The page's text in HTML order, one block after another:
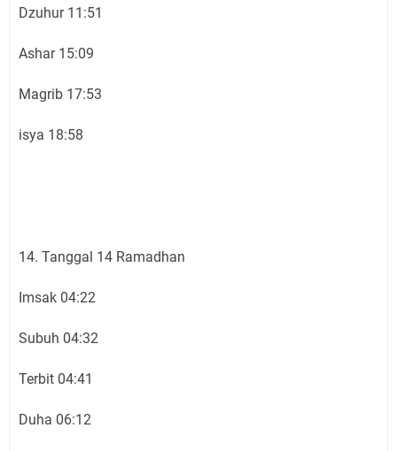
Dzuhur 11:51
Ashar 15:09
Magrib 17:53
isya 18:58
14. Tanggal 14 Ramadhan
Imsak 04:22
Subuh 04:32
Terbit 04:41
Duha 06:12